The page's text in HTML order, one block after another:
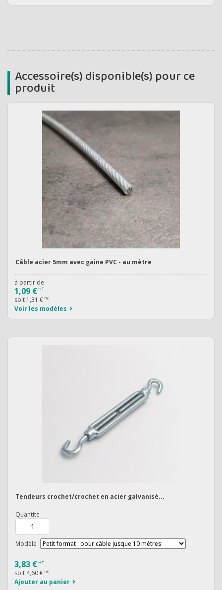
Accessoire(s) disponible(s) pour ce
produit
Câble acier 5mm avec gaine PVC - au mètre
à partir de
1,09 € HT
soit 1,31 € TTC
Voir les modèles
Tendeurs crochet/crochet en acier galvanisé...
Quantité
Modèle
3,83 € HT
soit 4,60 € TTC
Ajouter au panier